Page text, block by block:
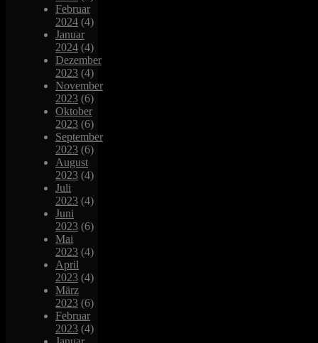
Februar
2024 (4)
Januar
2024 (4)
Dezember
2023 (4)
November
2023 (6)
Oktober
2023 (6)
September
2023 (6)
August
2023 (4)
Juli
2023 (4)
Juni
2023 (6)
Mai
2023 (4)
April
2023 (4)
März
2023 (6)
Februar
2023 (4)